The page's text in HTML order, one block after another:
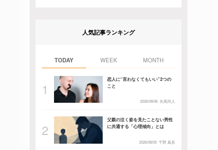
人気記事ランキング
TODAY WEEK MONTH
恋人に“言わなくてもいい”2つの
こと
2026/08/06 矢黒尚人
父親の泣く姿を見たことない男性
に共通する「心理傾向」とは
2026/08/05 千野 真吾